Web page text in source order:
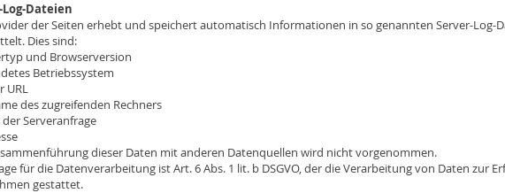
Dateien
der Seiten erhebt und speichert automatisch Informationen in so genannten Server-Log-
Dies sind:
und Browserversion
Betriebssystem
URL
des zugreifenden Rechners
Serveranfrage
dieser Daten mit anderen Datenquellen wird nicht vorgenommen.
für die Datenverarbeitung ist Art. 6 Abs. 1 lit. b DSGVO, der die Verarbeitung von Daten zur
gestattet.